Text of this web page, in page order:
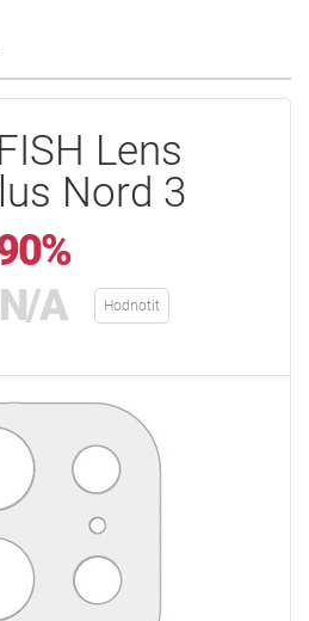
Lens
Nord 3
N/A Hodnotit